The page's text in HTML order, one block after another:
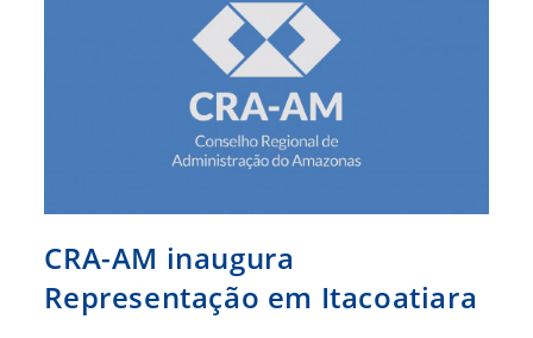
CRA-AM inaugura
Representação em Itacoatiara